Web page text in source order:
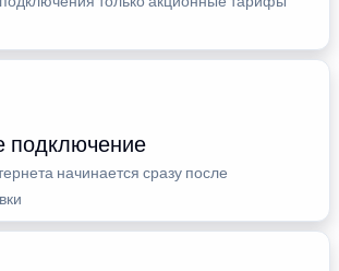
подключение
начинается сразу после